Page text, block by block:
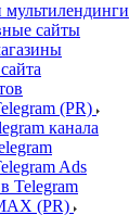
сайты
(PR)
канала
Ads
Telegram
(PR)